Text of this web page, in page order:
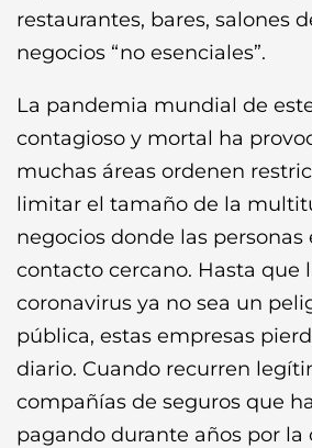
restaurantes, bares, salones
negocios “no esenciales”.
La pandemia mundial de
contagioso y mortal ha
muchas áreas ordenen
limitar el tamaño de la
negocios donde las personas
contacto cercano. Hasta que
coronavirus ya no sea un
pública, estas empresas
diario. Cuando recurren
compañías de seguros que
pagando durante años por la